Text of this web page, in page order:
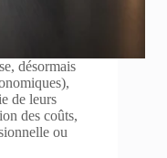
désormais
de leurs
des coûts,
ou